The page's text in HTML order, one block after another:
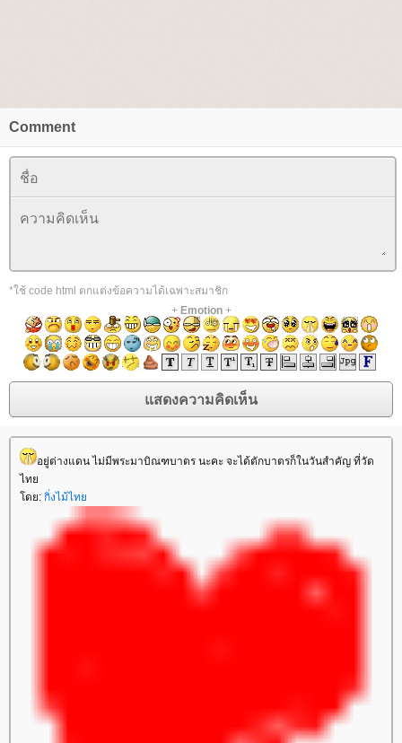
Comment
*ใช้ code html ตกแต่งข้อความได้เฉพาะสมาชิก
+ Emotion+
อยู่ต่างแดน ไม่มีพระมาบิณฑบาตร นะคะ จะได้ตักบาตรก็ในวันสำคัญ ที่วัด
ไท
ดย: กิ่งไม้ไท